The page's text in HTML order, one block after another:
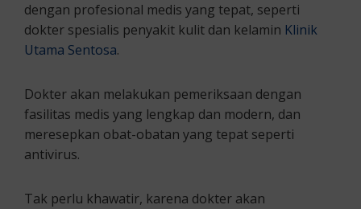
dengan profesional medis yang tepat, seperti
dokter spesialis penyakit kulit dan kelamin Klinik
Utama Sentosa.
Dokter akan melakukan pemeriksaan dengan
fasilitas medis yang lengkap dan modern, dan
meresepkan obat-obatan yang tepat seperti
antivirus.
Tak perlu khawatir, karena dokter akan